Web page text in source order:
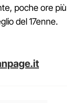
poche ore più
del 17enne.